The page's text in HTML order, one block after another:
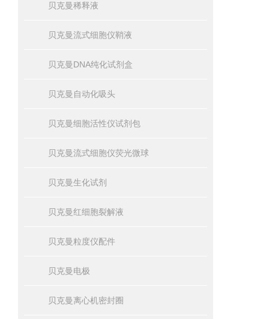
贝克曼稀释液
贝克曼流式细胞仪鞘液
贝克曼DNA纯化试剂盒
贝克曼自动化吸头
贝克曼细胞活性仪试剂包
贝克曼流式细胞仪荧光微球
贝克曼生化试剂
贝克曼红细胞裂解液
贝克曼粒度仪配件
贝克曼电极
贝克曼离心机密封圈